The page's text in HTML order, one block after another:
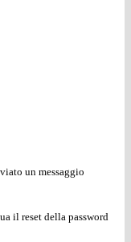
un messaggio
il reset della password